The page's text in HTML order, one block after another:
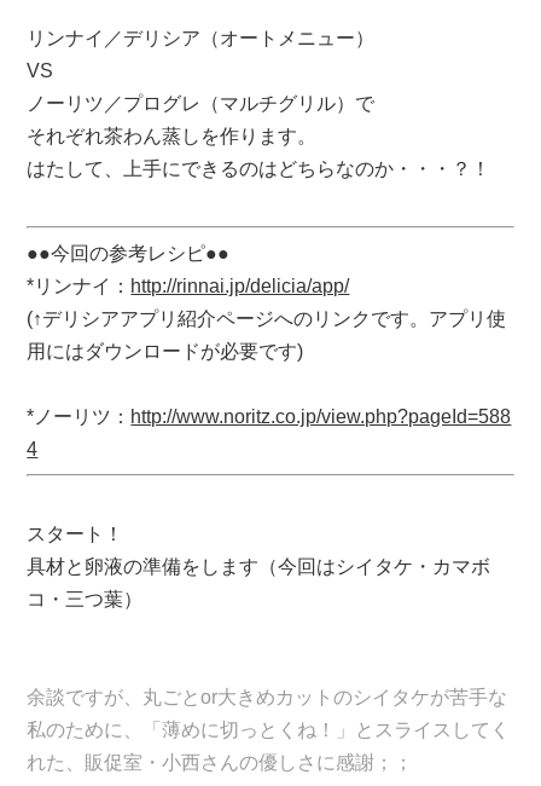
リンナイ／デリシア（オートメニュー）
VS
ノーリツ／プログレ（マルチグリル）で
それぞれ茶わん蒸しを作ります。
はたして、上手にできるのはどちらなのか・・・？！
●●今回の参考レシピ●●
*リンナイ： http://rinnai.jp/delicia/app/
(↑デリシアアプリ紹介ページへのリンクです。アプリ使
用にはダウンロードが必要です)
*ノーリツ： http://www.noritz.co.jp/view.php?pageId=588
4
スタート！
具材と卵液の準備をします（今回はシイタケ・カマボ
コ・三つ葉）
余談ですが、丸ごとor大きめカットのシイタケが苦手な
私のために、「薄めに切っとくね！」とスライスしてく
れた、販促室・小西さんの優しさに感謝；；